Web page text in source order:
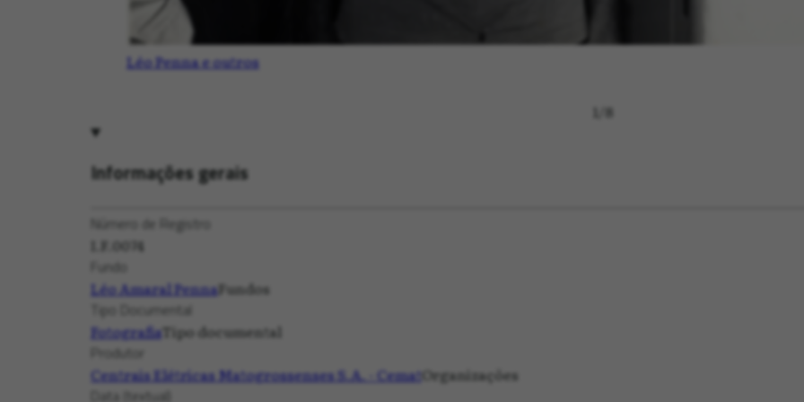
Léo Penna e outros
1 8
Informações gerais
Número de Registro
I.F.0074
Fundo
Léo Amaral PennaFundos
Tipo Documental
FotografiaTipo documental
Produtor
Centrais Elétricas Matogrossenses S.A. - CematOrganizações
Data (textual)